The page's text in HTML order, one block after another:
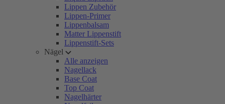
Lippen Zubehör
Lippen-Primer
Lippenbalsam
Matter Lippenstift
Lippenstift-Sets
Nägel
Alle anzeigen
Nagellack
Base Coat
Top Coat
Nagelhärter